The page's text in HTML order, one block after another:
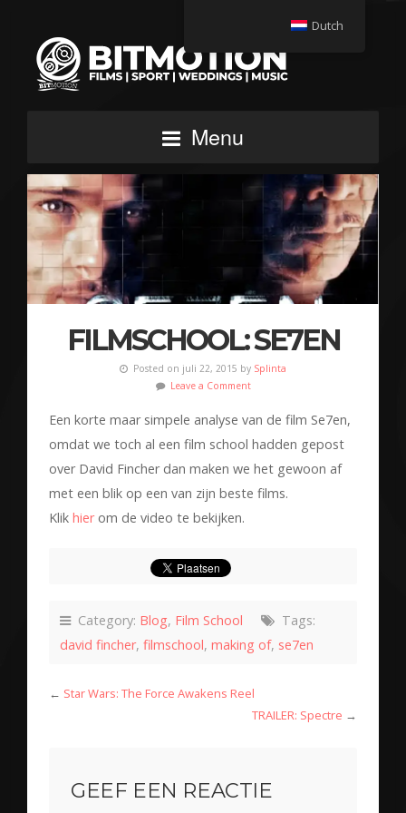
Menu
FILMSCHOOL: SE7EN
Posted on juli 22, 2015 by Splinta
Leave a Comment
Een korte maar simpele analyse van de film Se7en,
omdat we toch al een film school hadden gepost
over David Fincher dan maken we het gewoon af
met een blik op een van zijn beste films.
Klik hierom de video te bekijken.
Category: Blog, Film School
Tags:
david fincher, filmschool, making of, se7en
← Star Wars: The Force Awakens Reel
TRAILER: Spectre →
GEEF EEN REACTIE
Dutch